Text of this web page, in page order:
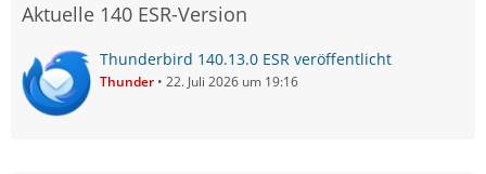
Aktuelle 140 ESR-Version
Thunderbird 140.13.0 ESR veröffentlicht
Thunder 22. Juli 2026 um 19:16